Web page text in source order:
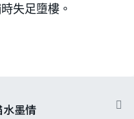
失足墮樓。
墨情